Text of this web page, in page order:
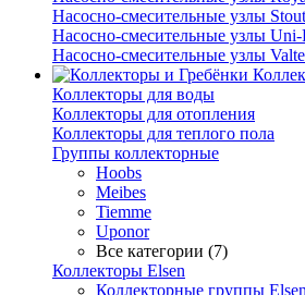
Насосно-смесительные узлы Stout
Насосно-смесительные узлы
Насосно-смесительные узлы
Коллекторы для воды
Коллекторы для отопления
Коллекторы для теплого пола
Группы коллекторные
Hoobs
Meibes
Tiemme
Uponor
Все категории (7)
Коллекторы Elsen
Коллекторные группы